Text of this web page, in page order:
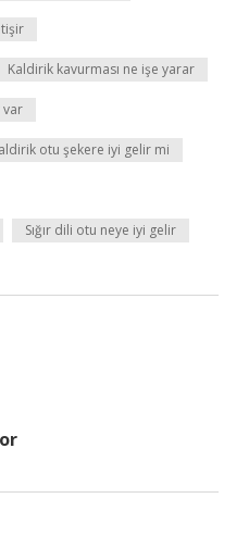
Kaldirik kavurması ne işe yarar
var
otu şekere iyi gelir mi
Sığır dili otu neye iyi gelir